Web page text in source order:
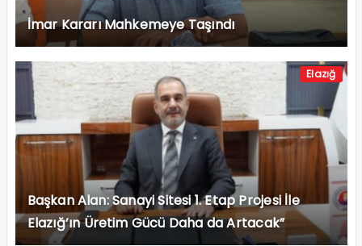
İmar Kararı Mahkemeye Taşındı
Elazığ
Başkan Alan: Sanayi Sitesi 1. Etap Projesi İle
Elazığ’ın Üretim Gücü Daha da Artacak”